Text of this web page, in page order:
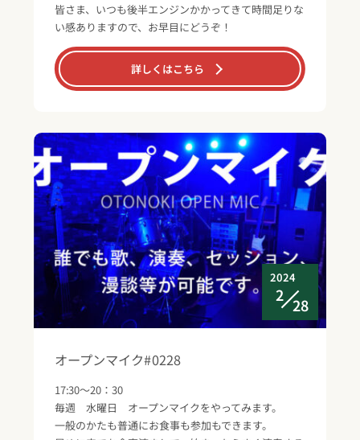
皆さま、いつも後半エンジンかかってきて時間足りな
い感ありますので、お早目にどうぞ！
詳しくはこちら
2024
2
28
オープンマイク#0228
17:30～20：30
毎週 水曜日 オープンマイクをやってみます。
一般のかたも普通にお食事も参加もできます。